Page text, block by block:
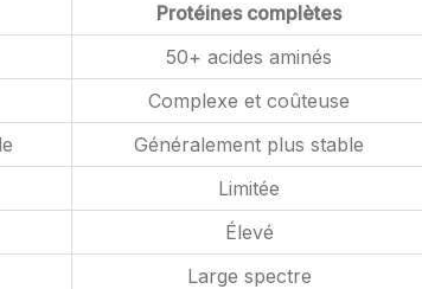
Protéines complètes
50+ acides aminés
Complexe et coûteuse
Généralement plus stable
Limitée
Élevé
Large spectre